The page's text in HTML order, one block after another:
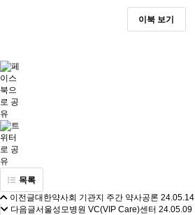
이북 보기
목록
이전글대한약사회 기관지 주간 약사공론 24.05.14
다음글서울성모병원 VC(VIP Care)센터 24.05.09